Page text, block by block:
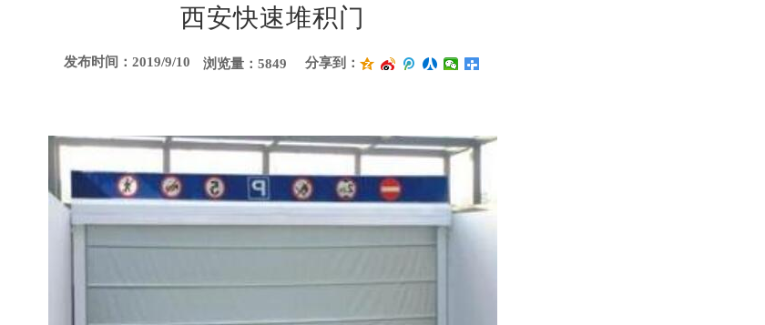
西安快速堆积门
发布时间：2019/9/10 浏览量：5849 分享到：